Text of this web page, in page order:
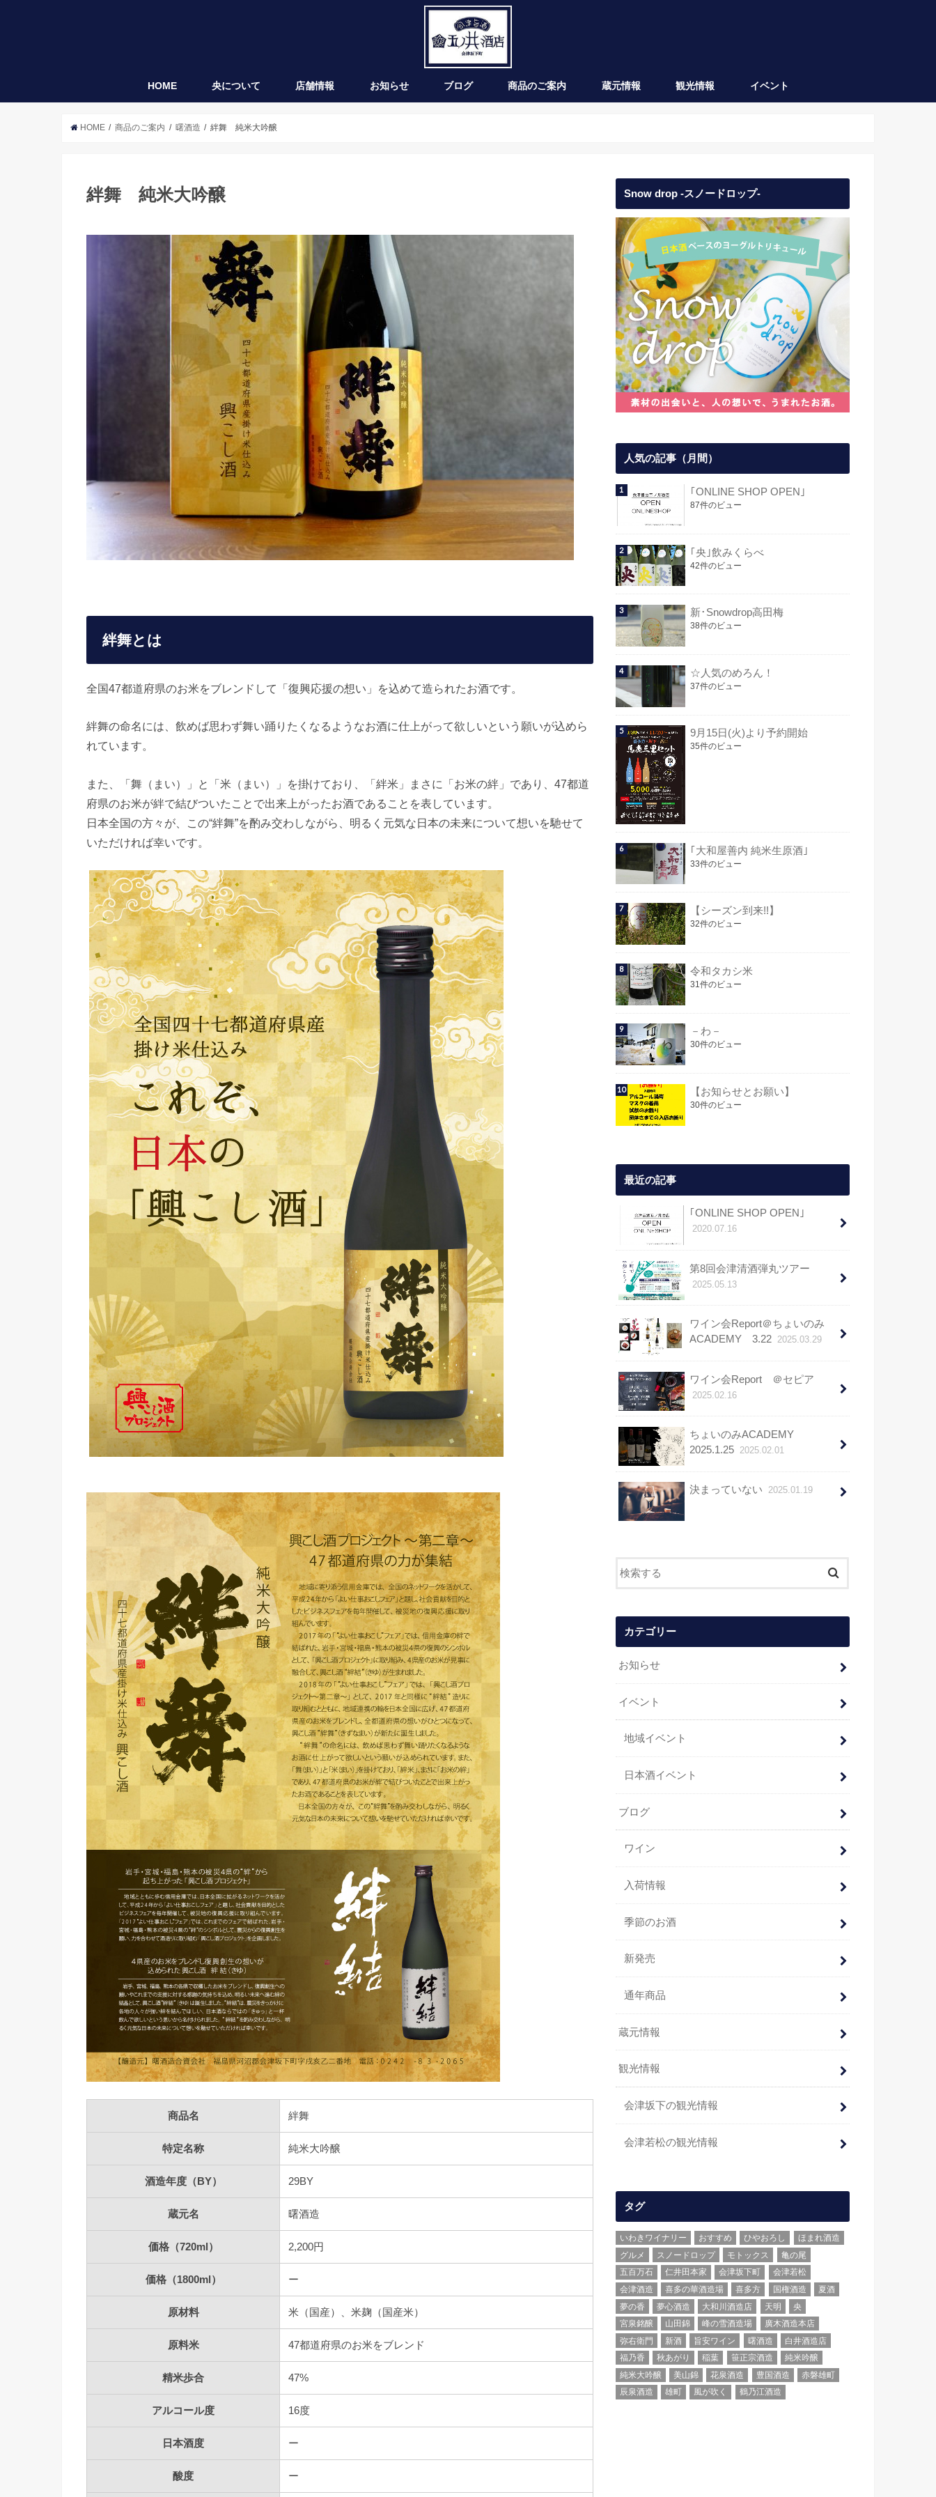
HOME 央について 店舗情報 お知らせ ブログ 商品のご案内 蔵元情報 観光情報 イベント
HOME 商品のご案内 曙酒造 絆舞 純米大吟醸
絆舞 純米大吟醸
絆舞とは
全国47都道府県のお米をブレンドして「復興応援の想い」を込めて造られたお酒です。
絆舞の命名には、飲めば思わず舞い踊りたくなるようなお酒に仕上がって欲しいという願いが込めら
れています。
また、「舞（まい）」と「米（まい）」を掛けており、「絆米」まさに「お米の絆」であり、47都道
府県のお米が絆で結びついたことで出来上がったお酒であることを表しています。
日本全国の方々が、この“絆舞”を酌み交わしながら、明るく元気な日本の未来について想いを馳せて
いただければ幸いです。
商品名 絆舞
特定名称 純米大吟醸
酒造年度（BY） 29BY
蔵元名 曙酒造
価格（720ml） 2,200円
価格（1800ml） ー
原材料 米（国産）、米麹（国産米）
原料米 47都道府県のお米をブレンド
精米歩合 47%
アルコール度 16度
日本酒度 ー
酸度 ー
Snow drop -スノードロップ-
人気の記事（月間）
｢ONLINE SHOP OPEN｣
87件のビュー
｢央｣飲みくらべ
42件のビュー
新･Snowdrop高田梅
38件のビュー
☆人気のめろん！
37件のビュー
9月15日(火)より予約開始
35件のビュー
｢大和屋善内 純米生原酒｣
33件のビュー
【シーズン到来!!】
32件のビュー
令和タカシ米
31件のビュー
－わ－
30件のビュー
【お知らせとお願い】
30件のビュー
最近の記事
｢ONLINE SHOP OPEN｣
2020.07.16
第8回会津清酒弾丸ツアー
2025.05.13
ワイン会Report＠ちょいのみ
ACADEMY 3.22 2025.03.29
ワイン会Report ＠セピア
2025.02.16
ちょいのみACADEMY
2025.1.25 2025.02.01
決まっていない 2025.01.19
カテゴリー
お知らせ
イベント
地域イベント
日本酒イベント
ブログ
ワイン
入荷情報
季節のお酒
新発売
通年商品
蔵元情報
観光情報
会津坂下の観光情報
会津若松の観光情報
タグ
いわきワイナリー おすすめ ひやおろし
ほまれ酒造
グルメ
スノードロップ モトックス
亀の尾
五百万石
仁井田本家 会津坂下町
会津若松
会津酒造
喜多の華酒造場 喜多方 国権酒造
夏酒
夢の香
夢心酒造 大和川酒造店 天明
央
宮泉銘醸
山田錦 峰の雪酒造場
廣木酒造本店
弥右衛門
新酒 旨安ワイン 曙酒造
白井酒造店
福乃香
秋あがり 稲葉 笹正宗酒造
純米吟醸
純米大吟醸
美山錦 花泉酒造 豊国酒造
赤磐雄町
辰泉酒造
雄町 風が吹く 鶴乃江酒造